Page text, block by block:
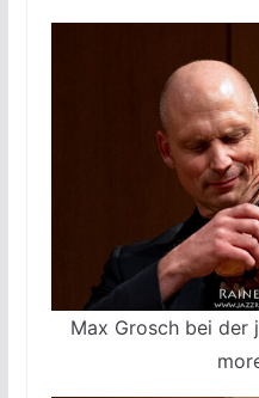
Max Grosch bei der